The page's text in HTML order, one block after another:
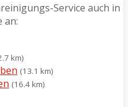
Service auch in
an:
km)
(13.1 km)
(16.4 km)